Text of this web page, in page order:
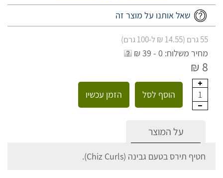
שאל אותנו על מוצר זה
55 גרם (14.55 ₪ ל-100 גרם)
מחיר משלוח: 0 - 39 ₪
8 ₪
1 הוסף לסל הזמן עכשיו
על המוצר
חטיף תירס בטעם גבינה (Chiz Curls).